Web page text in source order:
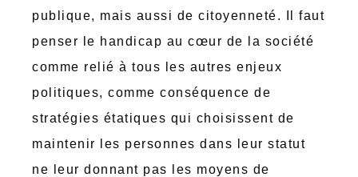
publique, mais aussi de citoyenneté. Il faut
penser le handicap au cœur de la société
comme relié à tous les autres enjeux
politiques, comme conséquence de
stratégies étatiques qui choisissent de
maintenir les personnes dans leur statut
ne leur donnant pas les moyens de